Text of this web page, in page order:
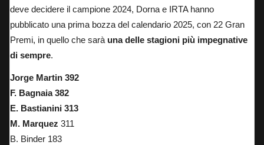
deve decidere il campione 2024, Dorna e IRTA hanno
pubblicato una prima bozza del calendario 2025, con 22 Gran
Premi, in quello che sarà una delle stagioni più impegnative
di sempre.
Jorge Martin 392
F. Bagnaia 382
E. Bastianini 313
M. Marquez 311
B. Binder 183